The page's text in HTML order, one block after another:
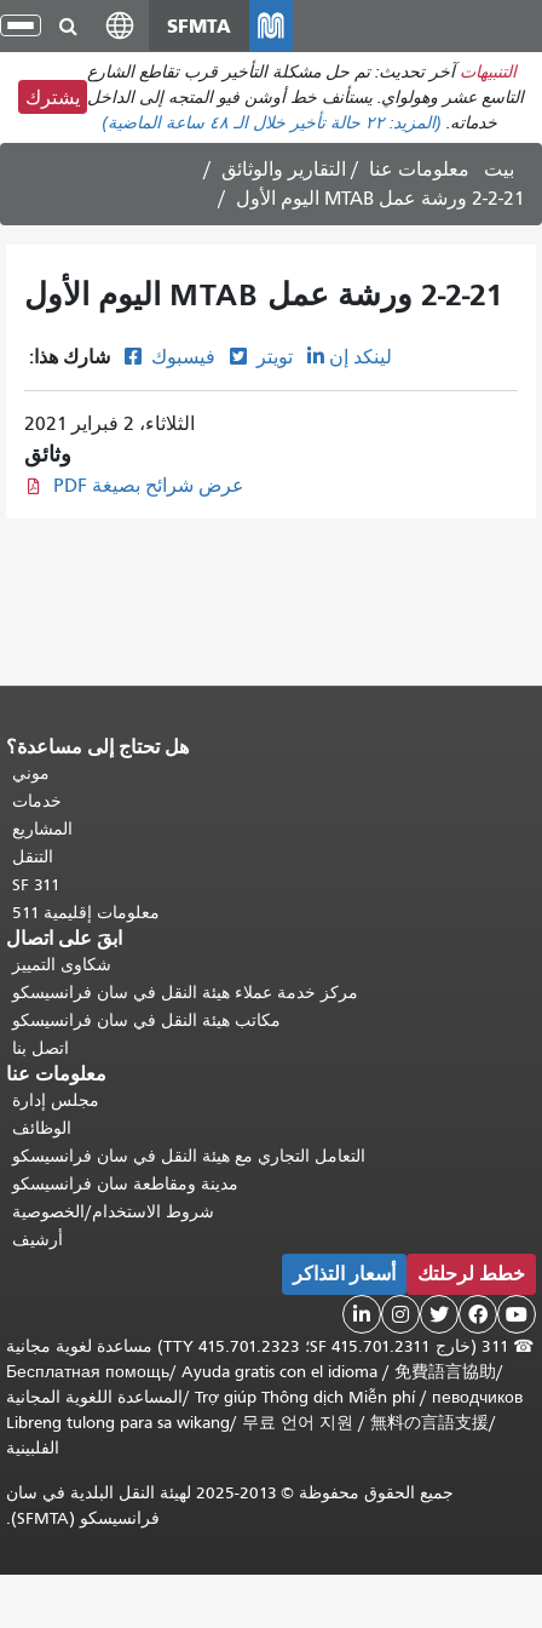
انتقل
إلى
المحتوى
الرئيسي
SFMTA
التنبيهات آخر تحديث: تم حل مشكلة التأخير قرب تقاطع الشارع
التاسع عشر وهولواي. يستأنف خط أوشن فيو المتجه إلى الداخل
خدماته. (المزيد:٢٢ حالة تأخير خلال الـ ٤٨ ساعة الماضية)
يشترك
بيت معلومات عنا
التقارير والوثائق
2-2-21 ورشة عمل MTAB اليوم الأول
2-2-21 ورشة عمل MTAB اليوم الأول
شارك هذا: فيسبوك تويتر لينكد إن
الثلاثاء، 2 فبراير 2021
وثائق
عرض شرائح بصيغة PDF
هل تحتاج إلى مساعدة؟
موني
خدمات
المشاريع
التنقل
SF 311
معلومات إقليمية 511
ابقَ على اتصال
شكاوى التمييز
مركز خدمة عملاء هيئة النقل في سان فرانسيسكو
مكاتب هيئة النقل في سان فرانسيسكو
اتصل بنا
معلومات عنا
مجلس إدارة
الوظائف
التعامل التجاري مع هيئة النقل في سان فرانسيسكو
مدينة ومقاطعة سان فرانسيسكو
شروط الاستخدام/الخصوصية
أرشيف
خطط لرحلتك أسعار التذاكر





☎
311 (خارج SF 415.701.2311؛ TTY 415.701.2323) مساعدة لغوية مجانية
/
免費語言協助
/
Ayuda gratis con el idioma
/
Бесплатная помощь
певодчиков
/
Trợ giúp Thông dịch Miễn phí
/المساعدة اللغوية المجانية
/
無料の言語支援
/
무료 언어 지원
/
Libreng tulong para sa wikang
الفلبينية
جميع الحقوق محفوظة © 2013-2025 لهيئة النقل البلدية في سان
فرانسيسكو (SFMTA).